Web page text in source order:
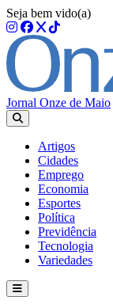
Seja bem vido(a)
Jornal Onze de Maio
Artigos
Cidades
Emprego
Economia
Esportes
Política
Previdência
Tecnologia
Variedades